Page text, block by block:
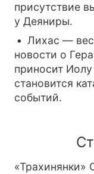
присутствие
у Деяниры.
Лихас —
новости о
приносит
становится
событий.
«Трахинянки»